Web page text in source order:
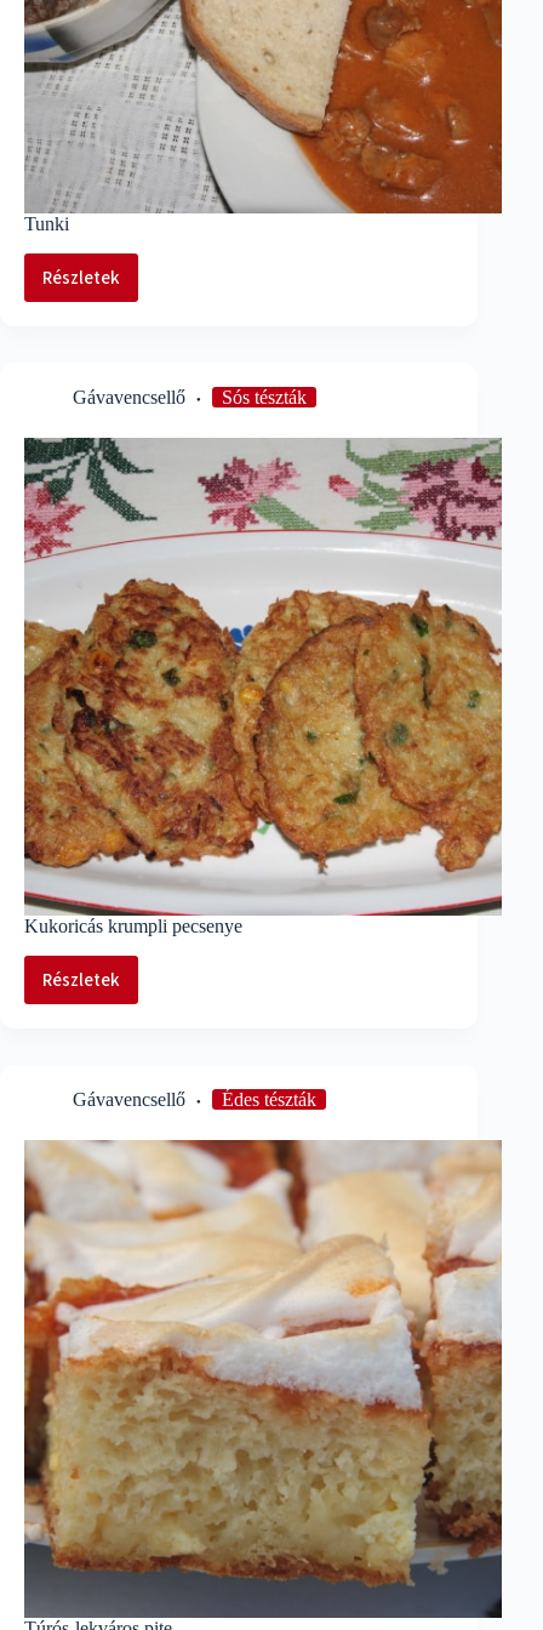
Tunki
Részletek
Tunki
Gávavencsellő Sós tészták
Kukoricás krumpli pecsenye
Részletek
Kukoricás
Gávavencsellő Édes tészták